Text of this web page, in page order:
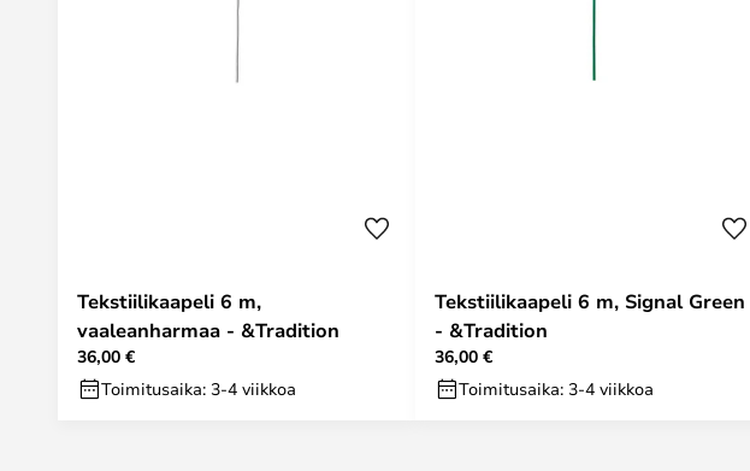
Tekstiilikaapeli 6 m,
vaaleanharmaa - &Tradition
36,00 €
Toimitusaika: 3-4 viikkoa
Tekstiilikaapeli 6 m, Signal Green
- &Tradition
36,00 €
Toimitusaika: 3-4 viikkoa